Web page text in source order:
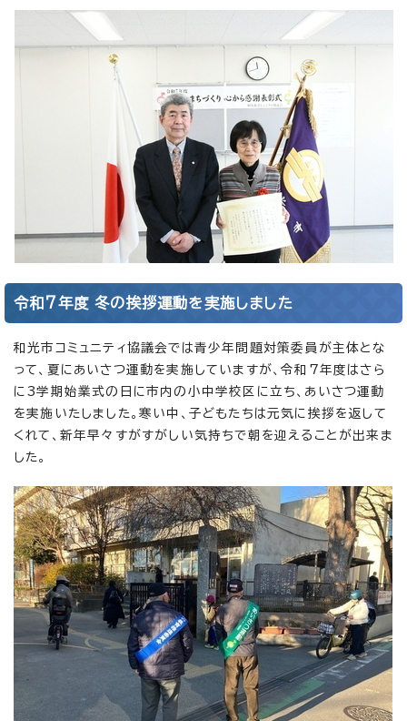
令和7年度 冬の挨拶運動を実施しました
和光市コミュニティ協議会では青少年問題対策委員が主体とな
って、夏にあいさつ運動を実施していますが、令和7年度はさら
に3学期始業式の日に市内の小中学校区に立ち、あいさつ運動
を実施いたしました。寒い中、子どもたちは元気に挨拶を返して
くれて、新年早々すがすがしい気持ちで朝を迎えることが出来ま
した。